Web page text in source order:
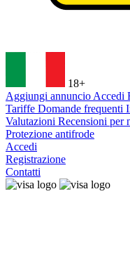
18+
Aggiungi annuncio Accedi
Tariffe Domande frequenti
Valutazioni Recensioni per
Protezione antifrode
Accedi
Registrazione
Contatti